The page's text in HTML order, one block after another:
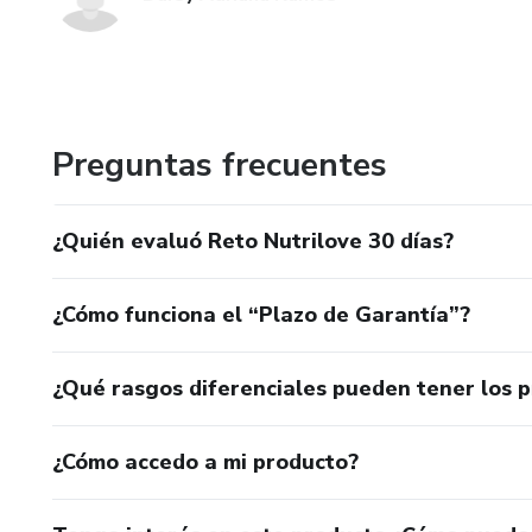
Preguntas frecuentes
¿Quién evaluó Reto Nutrilove 30 días?
¿Cómo funciona el “Plazo de Garantía”?
¿Qué rasgos diferenciales pueden tener los
¿Cómo accedo a mi producto?